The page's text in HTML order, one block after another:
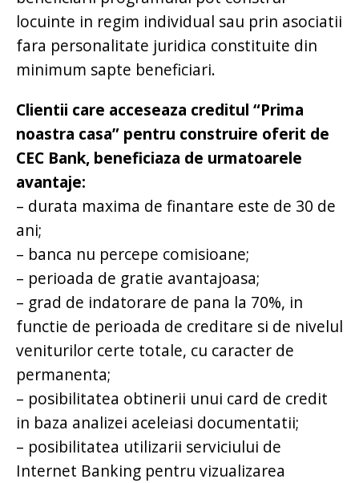
locuinte in regim individual sau prin asociatii
fara personalitate juridica constituite din
minimum sapte beneficiari.
Clientii care acceseaza creditul “Prima
noastra casa” pentru construire oferit de
CEC Bank, beneficiaza de urmatoarele
avantaje:
– durata maxima de finantare este de 30 de
ani;
– banca nu percepe comisioane;
– perioada de gratie avantajoasa;
– grad de indatorare de pana la 70%, in
functie de perioada de creditare si de nivelul
veniturilor certe totale, cu caracter de
permanenta;
– posibilitatea obtinerii unui card de credit
in baza analizei aceleiasi documentatii;
– posibilitatea utilizarii serviciului de
Internet Banking pentru vizualizarea